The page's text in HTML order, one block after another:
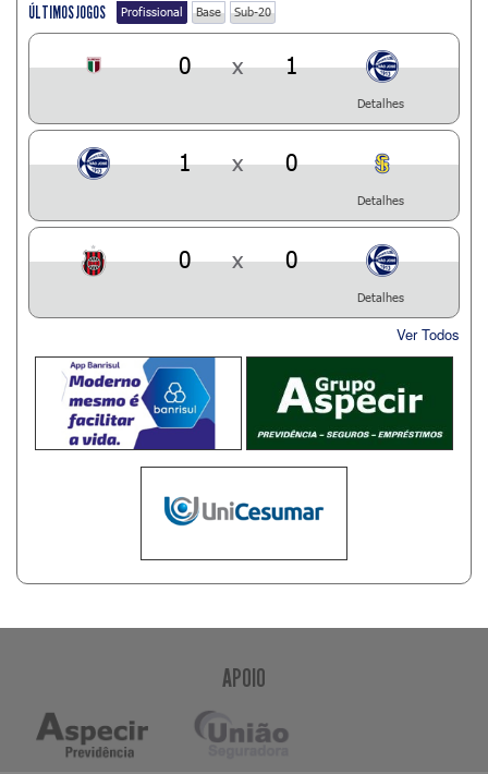
ÚLTIMOS JOGOS Profissional Base Sub-20
0 x 1
Detalhes
1 x 0
Detalhes
0 x 0
Detalhes
Ver Todos
APOIO